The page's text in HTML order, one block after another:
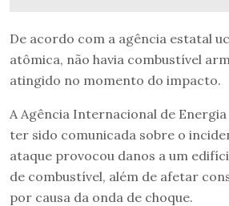
De acordo com a agência estatal
atômica, não havia combustível
atingido no momento do impacto.
A Agência Internacional de
ter sido comunicada sobre o
ataque provocou danos a um
de combustível, além de afetar
por causa da onda de choque.